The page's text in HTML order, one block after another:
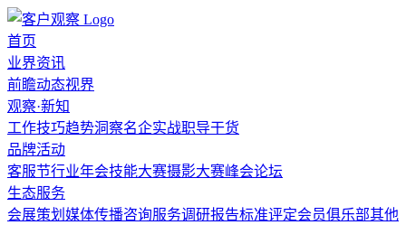
首页
业界资讯
前瞻动态视界
观察·新知
工作技巧趋势洞察名企实战职导干货
品牌活动
客服节行业年会技能大赛摄影大赛峰会论坛
生态服务
会展策划 媒体传播咨询服务调研报告标准评定会员俱乐部其他